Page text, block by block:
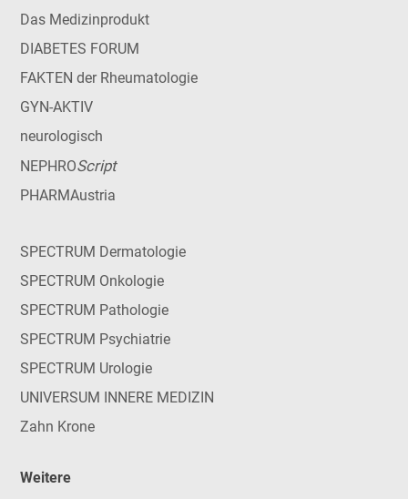
Das Medizinprodukt
DIABETES FORUM
FAKTEN der Rheumatologie
GYN-AKTIV
neurologisch
NEPHROScript
PHARMAustria
SPECTRUM Dermatologie
SPECTRUM Onkologie
SPECTRUM Pathologie
SPECTRUM Psychiatrie
SPECTRUM Urologie
UNIVERSUM INNERE MEDIZIN
Zahn Krone
Weitere